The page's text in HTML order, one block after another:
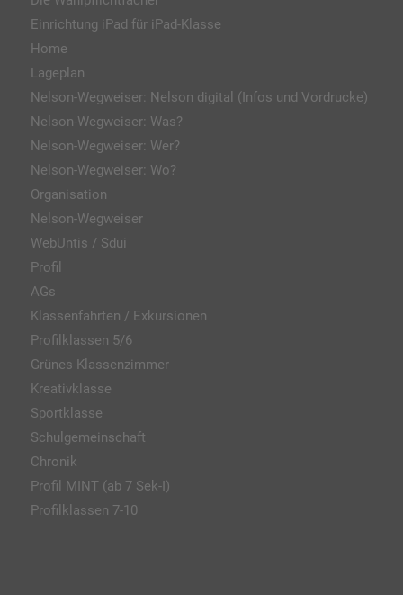
Einrichtung iPad für iPad-Klasse
Home
Lageplan
Nelson-Wegweiser: Nelson digital (Infos und Vordrucke)
Nelson-Wegweiser: Was?
Nelson-Wegweiser: Wer?
Nelson-Wegweiser: Wo?
Organisation
Nelson-Wegweiser
WebUntis / Sdui
Profil
AGs
Klassenfahrten / Exkursionen
Profilklassen 5/6
Grünes Klassenzimmer
Kreativklasse
Sportklasse
Schulgemeinschaft
Chronik
Profil MINT (ab 7 Sek-I)
Profilklassen 7-10